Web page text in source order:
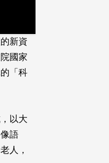
新資
國家
「科
以大
語
人，